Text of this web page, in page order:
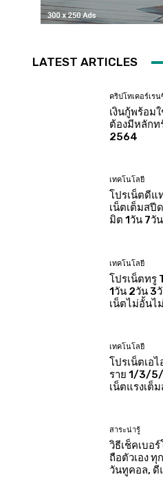
LATEST ARTICLES
คริปโทเคอร์เร
เงินกู้พร้อม
ต้องมีหลักท
2564
เทคโนโลยี
โปรเน็ตดีแ
เน็ตเต็มสปี
มิต 1วัน 7วั
เทคโนโลยี
โปรเน็ตทรู
1วัน 2วัน 3
เน็ตไม่อั้นไ
เทคโนโลยี
โปรเน็ตเอ
ราย 1/3/
เน็ตแรงเต็
สาระน่ารู้
วิธีเช็คเบอ
ถือตัวเอง ทุ
วันทูคอล, ดี